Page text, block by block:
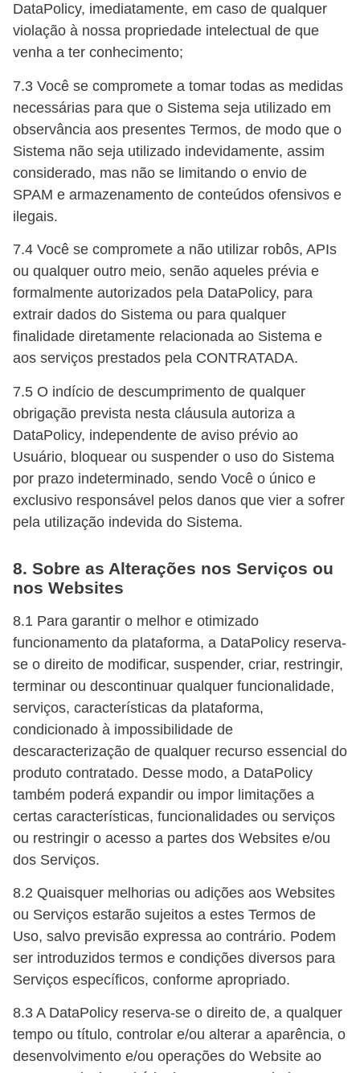
DataPolicy, imediatamente, em caso de qualquer
violação à nossa propriedade intelectual de que
venha a ter conhecimento;
7.3 Você se compromete a tomar todas as medidas
necessárias para que o Sistema seja utilizado em
observância aos presentes Termos, de modo que o
Sistema não seja utilizado indevidamente, assim
considerado, mas não se limitando o envio de
SPAM e armazenamento de conteúdos ofensivos e
ilegais.
7.4 Você se compromete a não utilizar robôs, APIs
ou qualquer outro meio, senão aqueles prévia e
formalmente autorizados pela DataPolicy, para
extrair dados do Sistema ou para qualquer
finalidade diretamente relacionada ao Sistema e
aos serviços prestados pela CONTRATADA.
7.5 O indício de descumprimento de qualquer
obrigação prevista nesta cláusula autoriza a
DataPolicy, independente de aviso prévio ao
Usuário, bloquear ou suspender o uso do Sistema
por prazo indeterminado, sendo Você o único e
exclusivo responsável pelos danos que vier a sofrer
pela utilização indevida do Sistema.
8. Sobre as Alterações nos Serviços ou
nos Websites
8.1 Para garantir o melhor e otimizado
funcionamento da plataforma, a DataPolicy reserva-
se o direito de modificar, suspender, criar, restringir,
terminar ou descontinuar qualquer funcionalidade,
serviços, características da plataforma,
condicionado à impossibilidade de
descaracterização de qualquer recurso essencial do
produto contratado. Desse modo, a DataPolicy
também poderá expandir ou impor limitações a
certas características, funcionalidades ou serviços
ou restringir o acesso a partes dos Websites e/ou
dos Serviços.
8.2 Quaisquer melhorias ou adições aos Websites
ou Serviços estarão sujeitos a estes Termos de
Uso, salvo previsão expressa ao contrário. Podem
ser introduzidos termos e condições diversos para
Serviços específicos, conforme apropriado.
8.3 A DataPolicy reserva-se o direito de, a qualquer
tempo ou título, controlar e/ou alterar a aparência, o
desenvolvimento e/ou operações do Website ao